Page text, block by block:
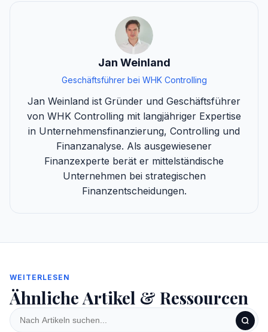
Jan Weinland
Geschäftsführer bei WHK Controlling
Jan Weinland ist Gründer und Geschäftsführer
von WHK Controlling mit langjähriger Expertise
in Unternehmensfinanzierung, Controlling und
Finanzanalyse. Als ausgewiesener
Finanzexperte berät er mittelständische
Unternehmen bei strategischen
Finanzentscheidungen.
WEITERLESEN
Ähnliche Artikel & Ressourcen